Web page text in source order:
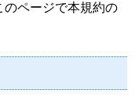
のページで本規約の